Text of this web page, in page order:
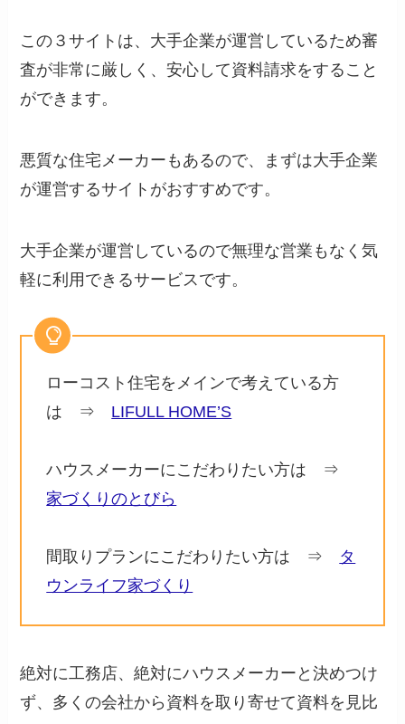
この３サイトは、大手企業が運営しているため審
査が非常に厳しく、安心して資料請求をすること
ができます。
悪質な住宅メーカーもあるので、まずは大手企業
が運営するサイトがおすすめです。
大手企業が運営しているので無理な営業もなく気
軽に利用できるサービスです。
ローコスト住宅をメインで考えている方
は ⇒ LIFULL HOME’S
ハウスメーカーにこだわりたい方は ⇒
家づくりのとびら
間取りプランにこだわりたい方は ⇒ タ
ウンライフ家づくり
絶対に工務店、絶対にハウスメーカーと決めつけ
ず、多くの会社から資料を取り寄せて資料を見比